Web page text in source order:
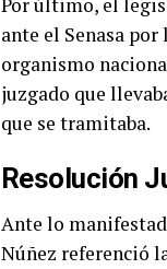
Por último, el
ante el Senasa
organismo
juzgado que
que se tramitaba.
Resolución
Ante lo
Núñez referenció